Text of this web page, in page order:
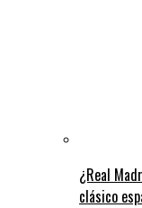
¿Real
clásico